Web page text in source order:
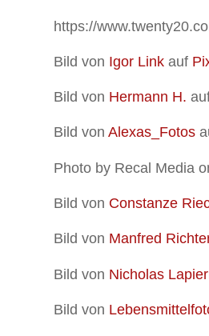
https://
Bild von Igor Link auf
Bild von Hermann H.
Bild von Alexas_Fotos
Photo by Recal Media
Bild von Constanze
Bild von Manfred
Bild von Nicholas
Bild von